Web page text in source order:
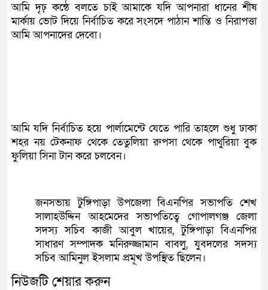
আমি দৃঢ় কন্ঠে বলতে চাই আমাকে যদি আপনারা ধানের শীষ
মার্কায় ভোট দিয়ে নির্বাচিত করে সংসদে পাঠান শান্তি ও নিরাপত্তা
আমি আপনাদের দেবো।
আমি যদি নির্বাচিত হয়ে পার্লামেন্টে যেতে পারি তাহলে শুধু ঢাকা
শহর নয় টেকনাফ থেকে তেতুলিয়া রুপসা থেকে পাথুরিয়া বুক
ফুলিয়া সিনা টান করে চলবেন।
জনসভায় টুঙ্গিপাড়া উপজেলা বিএনপির সভাপতি শেখ
সালাহউদ্দিন আহমেদের সভাপতিত্বে গোপালগঞ্জ জেলা
সদস্য সচিব কাজী আবুল খায়ের, টুঙ্গিপাড়া বিএনপির
সাধারণ সম্পাদক মনিরুজ্জামান বাবলু, যুবদলের সদস্য
সচিব আমিনুল ইসলাম প্রমূখ উপস্থিত ছিলেন।
নিউজটি শেয়ার করুন